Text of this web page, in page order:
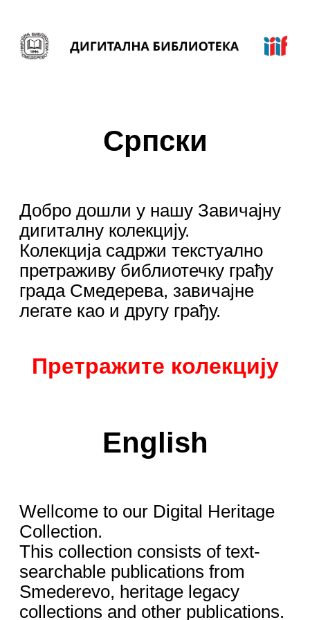
Српски
Добро дошли у нашу Завичајну
дигиталну колекцију.
Колекција садржи текстуално
претраживу библиотечку грађу
града Смедерева, завичајне
легате као и другу грађу.
Претражите колекцију
English
Wellcome to our Digital Heritage
Collection.
This collection consists of text-
searchable publications from
Smederevo, heritage legacy
collections and other publications.